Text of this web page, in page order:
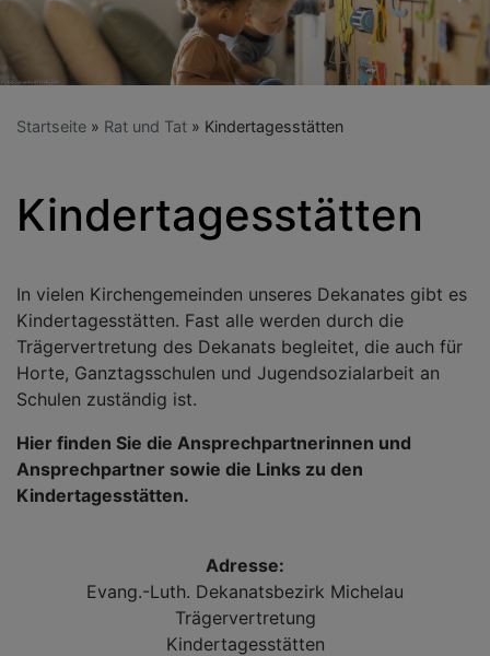
Startseite Rat und Tat Kindertagesstätten
Kindertagesstätten
In vielen Kirchengemeinden unseres Dekanates gibt es
Kindertagesstätten. Fast alle werden durch die
Trägervertretung des Dekanats begleitet, die auch für
Horte, Ganztagsschulen und Jugendsozialarbeit an
Schulen zuständig ist.
Hier finden Sie die Ansprechpartnerinnen und
Ansprechpartner sowie die Links zu den
Kindertagesstätten.
Adresse:
Evang.-Luth. Dekanatsbezirk Michelau
Trägervertretung
Kindertagesstätten